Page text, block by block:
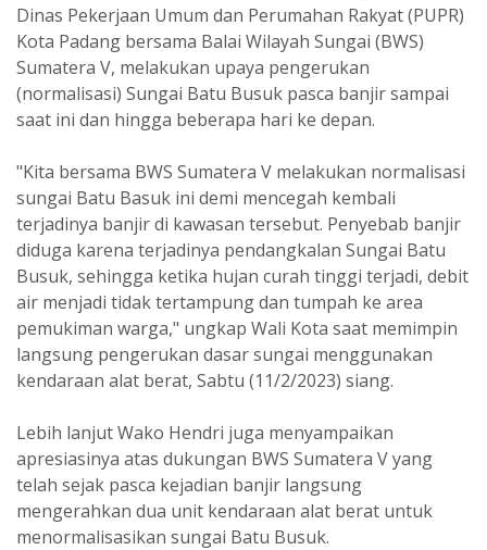
Dinas Pekerjaan Umum dan Perumahan Rakyat (PUPR)
Kota Padang bersama Balai Wilayah Sungai (BWS)
Sumatera V, melakukan upaya pengerukan
(normalisasi) Sungai Batu Busuk pasca banjir sampai
saat ini dan hingga beberapa hari ke depan.
"Kita bersama BWS Sumatera V melakukan normalisasi
sungai Batu Basuk ini demi mencegah kembali
terjadinya banjir di kawasan tersebut. Penyebab banjir
diduga karena terjadinya pendangkalan Sungai Batu
Busuk, sehingga ketika hujan curah tinggi terjadi, debit
air menjadi tidak tertampung dan tumpah ke area
pemukiman warga," ungkap Wali Kota saat memimpin
langsung pengerukan dasar sungai menggunakan
kendaraan alat berat, Sabtu (11/2/2023) siang.
Lebih lanjut Wako Hendri juga menyampaikan
apresiasinya atas dukungan BWS Sumatera V yang
telah sejak pasca kejadian banjir langsung
mengerahkan dua unit kendaraan alat berat untuk
menormalisasikan sungai Batu Busuk.